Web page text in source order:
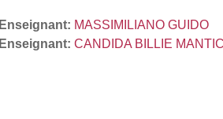
Enseignant: MASSIMILIANO GUIDO
Enseignant: CANDIDA BILLIE